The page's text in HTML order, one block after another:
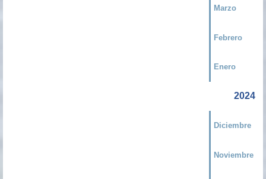
Marzo
Febrero
Enero
2024
Diciembre
Noviembre